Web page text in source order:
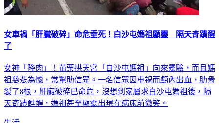
女車禍「肝臟破碎」命危垂死！白沙屯媽祖顯靈 隔天奇蹟醒
了
女神「降肉」！苗栗拱天宮「白沙屯媽祖」向來靈驗，而且媽
祖慈悲為懷，常幫助信眾。一名信眾因車禍而顱內出血，肋骨
裂了8根，肝臟破碎已命危，沒想到家屬求白沙屯媽祖後，隔
天奇蹟甦醒，媽祖甚至顯靈出現在病床前微笑。